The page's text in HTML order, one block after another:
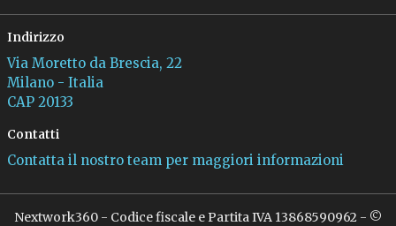
Indirizzo
Via Moretto da Brescia, 22
Milano - Italia
CAP 20133
Contatti
Contatta il nostro team per maggiori informazioni
Nextwork360 - Codice fiscale e Partita IVA 13868590962 - ©